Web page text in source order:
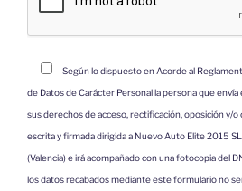
Según lo dispuesto en Acorde al
de Datos de Carácter Personal la persona que
sus derechos de acceso, rectificación, oposición y/
escrita y firmada dirigida a Nuevo Auto Elite 2015
(Valencia) e irá acompañado con una fotocopia del
los datos recabados mediante este formulario no